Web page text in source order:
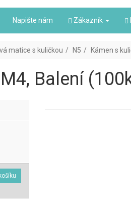
Napište nám Zákazník
matice s kuličkou N5 Kámen s
Balení